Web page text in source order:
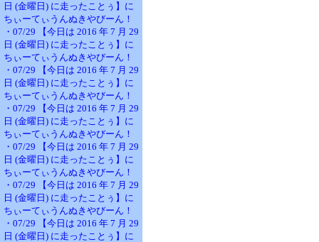
日 (金曜日) に走ったことぅ】に
ちぃーてぃうんぬきやびーん！
・07/29 【今日は 2016 年 7 月 29
日 (金曜日) に走ったことぅ】に
ちぃーてぃうんぬきやびーん！
・07/29 【今日は 2016 年 7 月 29
日 (金曜日) に走ったことぅ】に
ちぃーてぃうんぬきやびーん！
・07/29 【今日は 2016 年 7 月 29
日 (金曜日) に走ったことぅ】に
ちぃーてぃうんぬきやびーん！
・07/29 【今日は 2016 年 7 月 29
日 (金曜日) に走ったことぅ】に
ちぃーてぃうんぬきやびーん！
・07/29 【今日は 2016 年 7 月 29
日 (金曜日) に走ったことぅ】に
ちぃーてぃうんぬきやびーん！
・07/29 【今日は 2016 年 7 月 29
日 (金曜日) に走ったことぅ】に